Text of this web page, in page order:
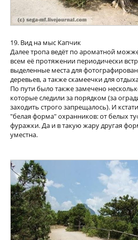
19. Вид на мыс Капчик
Далее тропа ведёт по ароматной
всем её протяжении периодически
выделенные места для
деревьев, а также скамеечки для
По пути было также замечено
которые следили за порядком (за
заходить строго запрещалось). И
"белая форма" охранников: от белых
фуражки. Да и в такую жару другая
уместна.